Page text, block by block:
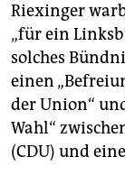
Riexinger
„für ein
solches
einen
der Union“
Wahl“
(CDU) und